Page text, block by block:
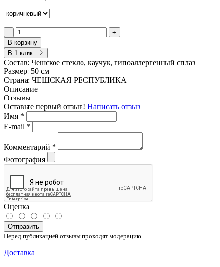
-
+
В корзину
В 1 клик
Состав: Чешское стекло, каучук, гипоаллергенный сплав
Размер: 50 см
Страна: ЧЕШСКАЯ РЕСПУБЛИКА
Описание
Отзывы
Оставьте первый отзыв! Написать отзыв
Имя *
E-mail *
Комментарий *
Фотография
Оценка
Отправить
Перед публикацией отзывы проходят модерацию
Доставка